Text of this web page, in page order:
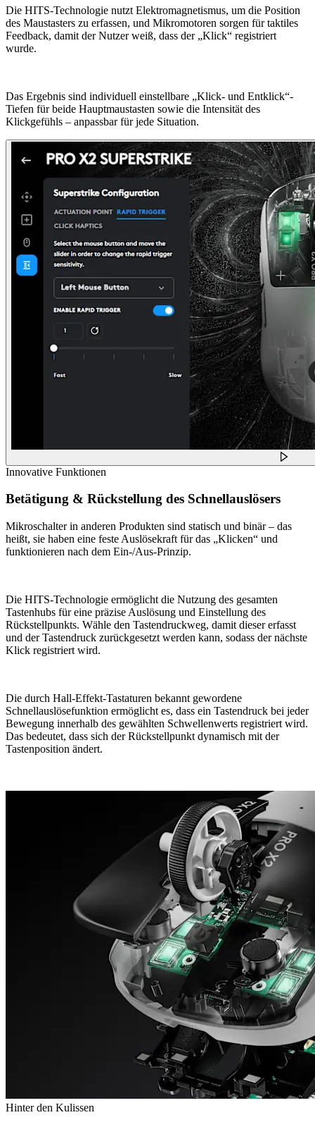
Die HITS-Technologie nutzt Elektromagnetismus, um die Position
des Maustasters zu erfassen, und Mikromotoren sorgen für taktiles
Feedback, damit der Nutzer weiß, dass der „Klick“ registriert
wurde.
Das Ergebnis sind individuell einstellbare „Klick- und Entklick“-
Tiefen für beide Hauptmaustasten sowie die Intensität des
Klickgefühls – anpassbar für jede Situation.
Innovative Funktionen
Betätigung & Rückstellung des Schnellauslösers
Mikroschalter in anderen Produkten sind statisch und binär – das
heißt, sie haben eine feste Auslösekraft für das „Klicken“ und
funktionieren nach dem Ein-/Aus-Prinzip.
Die HITS-Technologie ermöglicht die Nutzung des gesamten
Tastenhubs für eine präzise Auslösung und Einstellung des
Rückstellpunkts. Wähle den Tastendruckweg, damit dieser erfasst
und der Tastendruck zurückgesetzt werden kann, sodass der nächste
Klick registriert wird.
Die durch Hall-Effekt-Tastaturen bekannt gewordene
Schnellauslösefunktion ermöglicht es, dass ein Tastendruck bei jeder
Bewegung innerhalb des gewählten Schwellenwerts registriert wird.
Das bedeutet, dass sich der Rückstellpunkt dynamisch mit der
Tastenposition ändert.
Hinter den Kulissen